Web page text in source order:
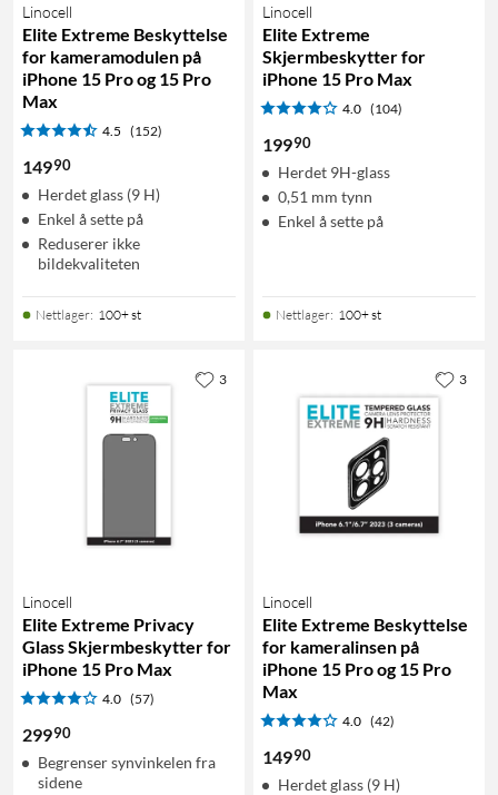
Linocell
Elite Extreme Beskyttelse
for kameramodulen på
iPhone 15 Pro og 15 Pro
Max
4.5 (152)
14990
Herdet glass (9 H)
Enkel å sette på
Reduserer ikke
bildekvaliteten
Nettlager: 100+ st
Linocell
Elite Extreme
Skjermbeskytter for
iPhone 15 Pro Max
4.0 (104)
19990
Herdet 9H-glass
0,51 mm tynn
Enkel å sette på
Nettlager: 100+ st
Linocell
Elite Extreme Privacy
Glass Skjermbeskytter for
iPhone 15 Pro Max
4.0 (57)
29990
Begrenser synvinkelen fra
sidene
3
Linocell
Elite Extreme Beskyttelse
for kameralinsen på
iPhone 15 Pro og 15 Pro
Max
4.0 (42)
14990
Herdet glass (9 H)
3